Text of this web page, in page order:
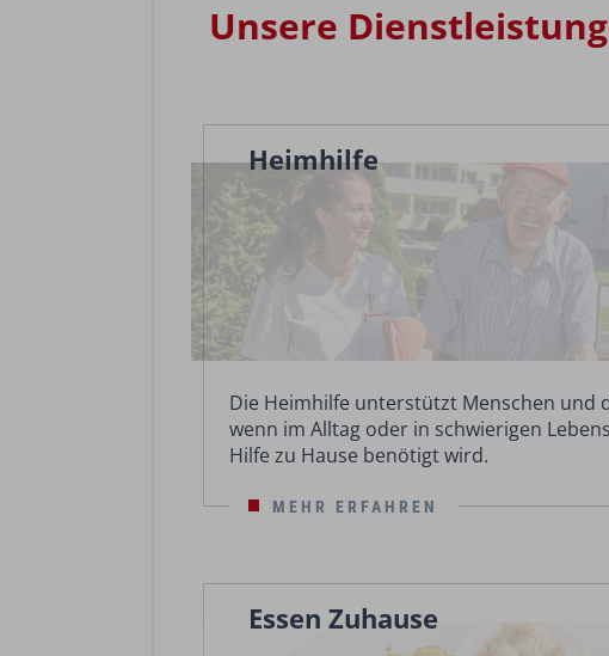
Unsere
Heimhilfe
Die Heimhilfe unterstützt Menschen und
wenn im Alltag oder in schwierigen
Hilfe zu Hause benötigt wird.
MEHR ERFAHREN
Essen Zuhause